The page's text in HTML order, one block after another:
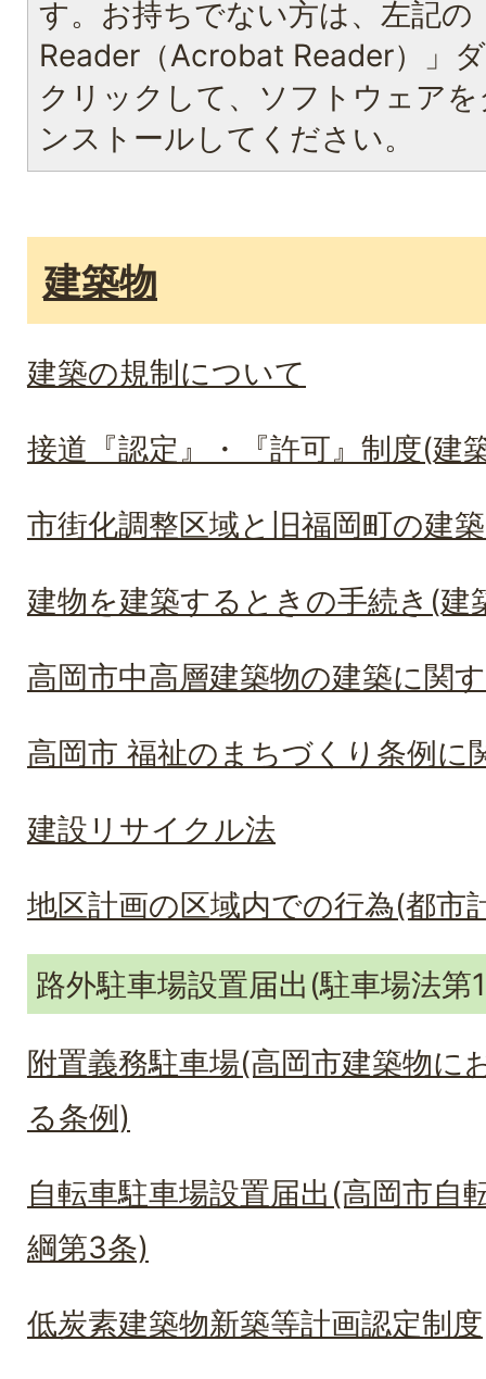
す。お持ちでない方は、左記の
Reader（Acrobat Reader）」
クリックして、ソフトウェア
ンストールしてください。
建築物
建築の規制について
接道『認定』・『許可』制度(建
市街化調整区域と旧福岡町の建
建物を建築するときの手続き(建
高岡市中高層建築物の建築に関
高岡市 福祉のまちづくり条例に
建設リサイクル法
地区計画の区域内での行為(都市
路外駐車場設置届出(駐車場法第
附置義務駐車場(高岡市建築物に
る条例)
自転車駐車場設置届出(高岡市自
綱第3条)
低炭素建築物新築等計画認定制度